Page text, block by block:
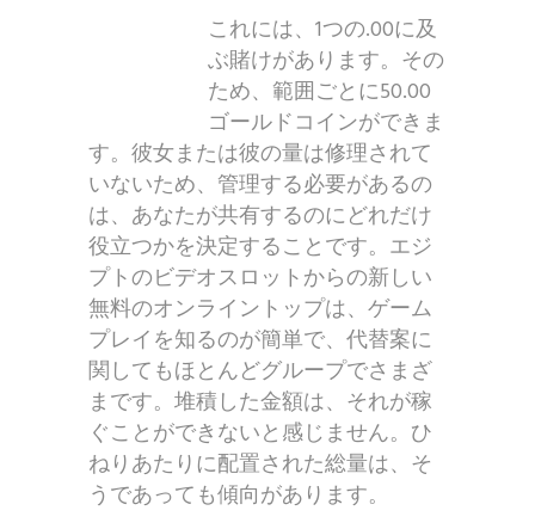
これには、1つの.00に及
ぶ賭けがあります。その
ため、範囲ごとに50.00
ゴールドコインができま
す。彼女または彼の量は修理されて
いないため、管理する必要があるの
は、あなたが共有するのにどれだけ
役立つかを決定することです。エジ
プトのビデオスロットからの新しい
無料のオンライントップは、ゲーム
プレイを知るのが簡単で、代替案に
関してもほとんどグループでさまざ
まです。堆積した金額は、それが稼
ぐことができないと感じません。ひ
ねりあたりに配置された総量は、そ
うであっても傾向があります。